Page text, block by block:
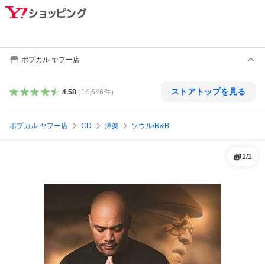
ポプカル ヤフー店
4.58（ 14,646件） ストアトップを見る
ポプカル ヤフー店 CD 洋楽 ソウル/R&B
1/1